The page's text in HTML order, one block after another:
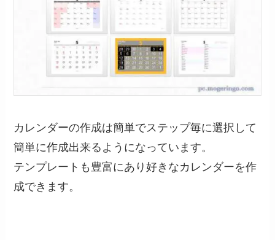
カレンダーの作成は簡単でステップ毎に選択して
簡単に作成出来るようになっています。
テンプレートも豊富にあり好きなカレンダーを作
成できます。